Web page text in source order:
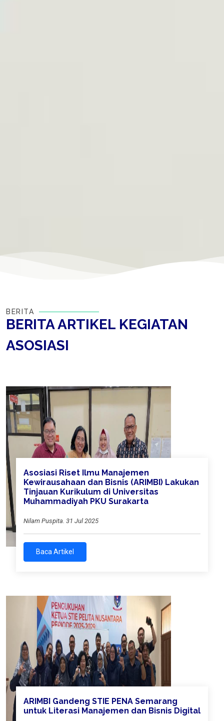
BERITA
BERITA ARTIKEL KEGIATAN
ASOSIASI
Asosiasi Riset Ilmu Manajemen
Kewirausahaan dan Bisnis (ARIMBI) Lakukan
Tinjauan Kurikulum di Universitas
Muhammadiyah PKU Surakarta
Nilam Puspita. 31 Jul 2025
Baca Artikel
ARIMBI Gandeng STIE PENA Semarang
untuk Literasi Manajemen dan Bisnis Digital